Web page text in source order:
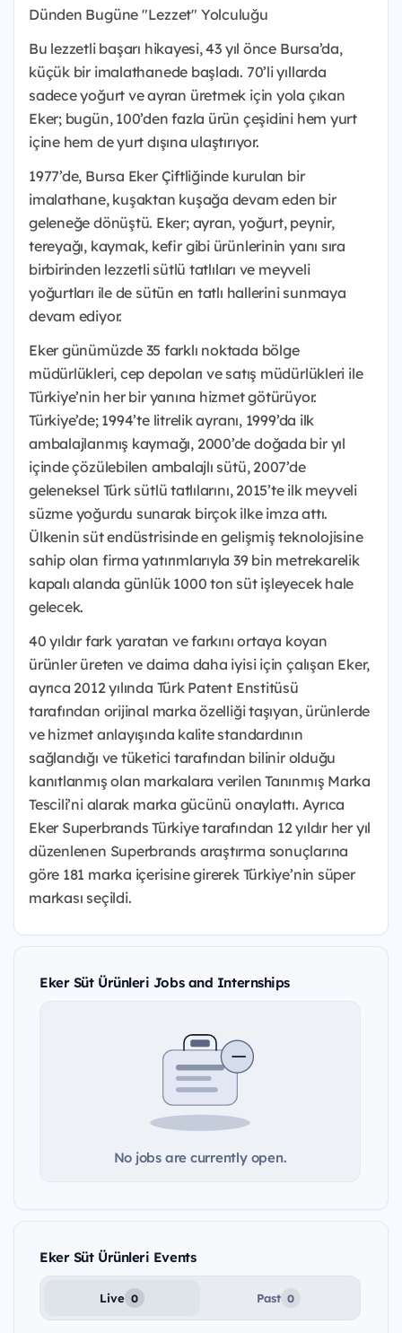
Dünden Bugüne "Lezzet" Yolculuğu
Bu lezzetli başarı hikayesi, 43 yıl önce Bursa’da,
küçük bir imalathanede başladı. 70’li yıllarda
sadece yoğurt ve ayran üretmek için yola çıkan
Eker; bugün, 100’den fazla ürün çeşidini hem yurt
içine hem de yurt dışına ulaştırıyor.
1977’de, Bursa Eker Çiftliğinde kurulan bir
imalathane, kuşaktan kuşağa devam eden bir
geleneğe dönüştü. Eker; ayran, yoğurt, peynir,
tereyağı, kaymak, kefir gibi ürünlerinin yanı sıra
birbirinden lezzetli sütlü tatlıları ve meyveli
yoğurtları ile de sütün en tatlı hallerini sunmaya
devam ediyor.
Eker günümüzde 35 farklı noktada bölge
müdürlükleri, cep depoları ve satış müdürlükleri ile
Türkiye’nin her bir yanına hizmet götürüyor.
Türkiye’de; 1994’te litrelik ayranı, 1999’da ilk
ambalajlanmış kaymağı, 2000’de doğada bir yıl
içinde çözülebilen ambalajlı sütü, 2007’de
geleneksel Türk sütlü tatlılarını, 2015’te ilk meyveli
süzme yoğurdu sunarak birçok ilke imza attı.
Ülkenin süt endüstrisinde en gelişmiş teknolojisine
sahip olan firma yatırımlarıyla 39 bin metrekarelik
kapalı alanda günlük 1000 ton süt işleyecek hale
gelecek.
40 yıldır fark yaratan ve farkını ortaya koyan
ürünler üreten ve daima daha iyisi için çalışan Eker,
ayrıca 2012 yılında Türk Patent Enstitüsü
tarafından orijinal marka özelliği taşıyan, ürünlerde
ve hizmet anlayışında kalite standardının
sağlandığı ve tüketici tarafından bilinir olduğu
kanıtlanmış olan markalara verilen Tanınmış Marka
Tescili’ni alarak marka gücünü onaylattı. Ayrıca
Eker Superbrands Türkiye tarafından 12 yıldır her yıl
düzenlenen Superbrands araştırma sonuçlarına
göre 181 marka içerisine girerek Türkiye’nin süper
markası seçildi.
Eker Süt Ürünleri Jobs and Internships
No jobs are currently open.
Eker Süt Ürünleri Events
Live 0 Past 0